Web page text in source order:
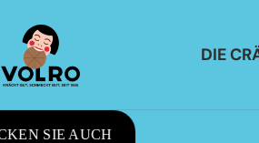
DIE
SIE AUCH